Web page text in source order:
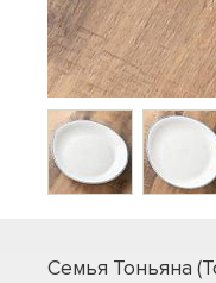
Семья Тоньяна